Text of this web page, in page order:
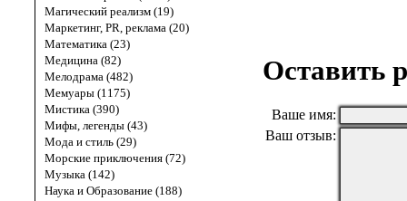
Магический реализм (19)
Маркетинг, PR, реклама (20)
Математика (23)
Медицина (82)
Мелодрама (482)
Мемуары (1175)
Мистика (390)
Мифы, легенды (43)
Мода и стиль (29)
Морские приключения (72)
Музыка (142)
Наука и Образование (188)
Оставить
Ваше имя:
Ваш отзыв: